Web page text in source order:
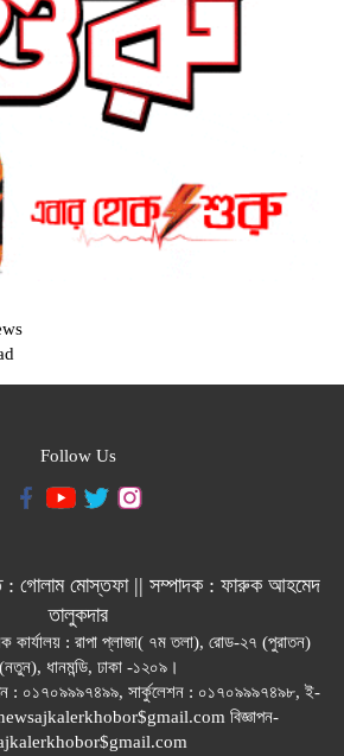
Follow Us
: গোলাম মোস্তফা || সম্পাদক : ফারুক আহমেদ
তালুকদার
কার্যালয় : রাপা প্লাজা( ৭ম তলা), রোড-২৭ (পুরাতন)
ধানমন্ডি, ঢাকা -১২০৯।
: ০১৭০৯৯৯৭৪৯৯, সার্কুলেশন : ০১৭০৯৯৯৭৪৯৮, ই-
newsajkalerkhobor$gmail.com বিজ্ঞাপন-